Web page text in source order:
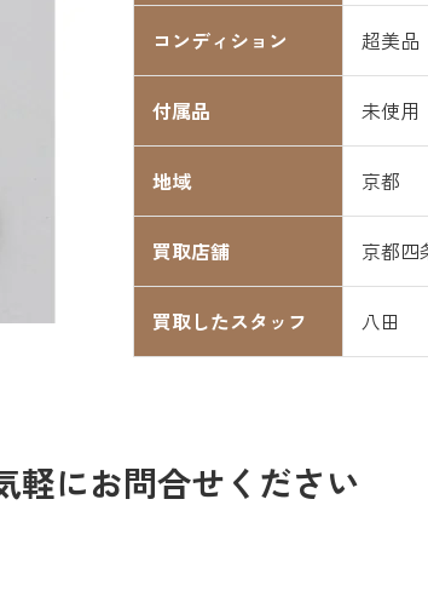
コンディション 超美品
付属品 未使用
地域 京都
買取店舗 京都四
買取したスタッフ 八田
軽にお問合せください